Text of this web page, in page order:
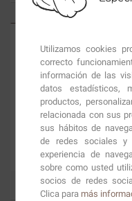
Utilizamos cookies
correcto
información de las
datos estadísticos,
productos,
relacionada con sus
sus hábitos de
de redes sociales y
experiencia de
sobre como usted
socios de redes
Clica para más
Té Verde 60 caps.